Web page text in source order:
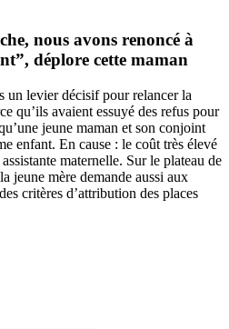
nous avons renoncé à
déplore cette maman
un levier décisif pour relancer la
qu’ils avaient essuyé des refus pour
jeune maman et son conjoint
enfant. En cause : le coût très élevé
maternelle. Sur le plateau de
jeune mère demande aussi aux
critères d’attribution des places